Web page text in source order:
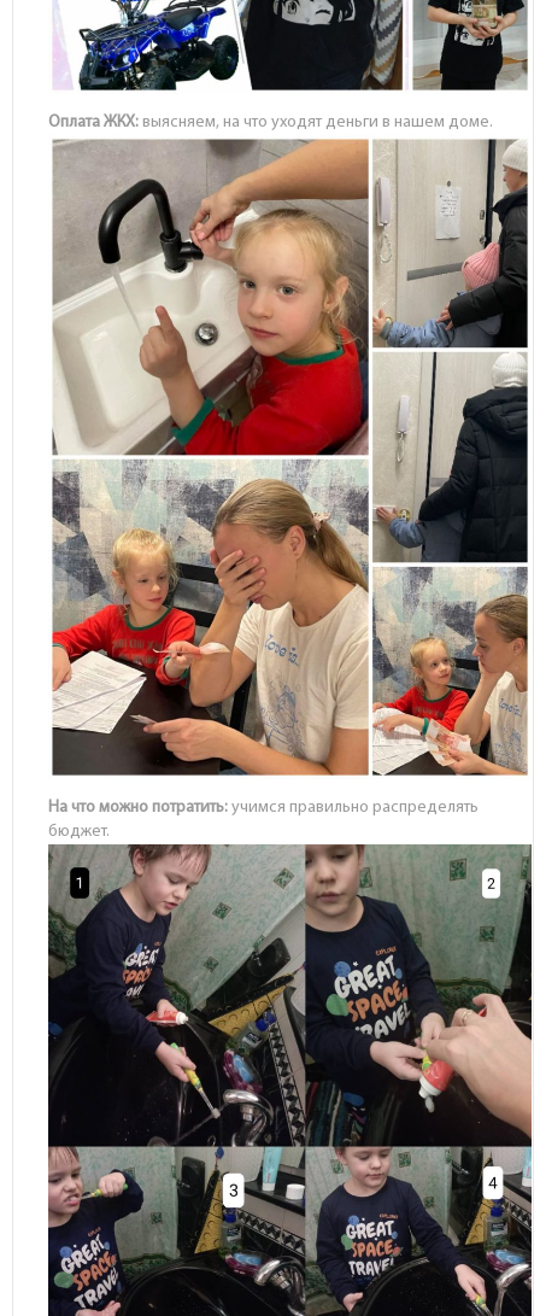
Оплата ЖКХ: выясняем, на что уходят деньги в нашем доме.
На что можно потратить: учимся правильно распределять
бюджет.